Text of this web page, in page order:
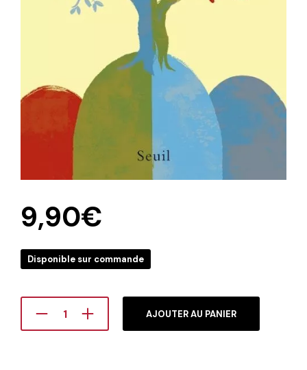
9,90€
Disponible sur commande
AJOUTER AU PANIER